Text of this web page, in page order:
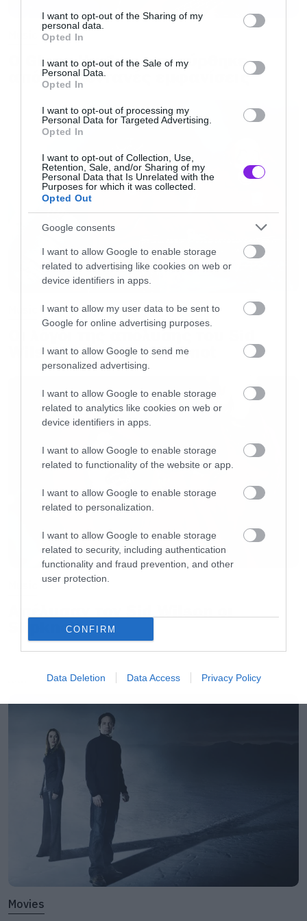
not limited to your visit or usage behaviour. You may click to
grant or deny consent to Google and its third-party tags to
use your data for below specified purposes in below Google
consent section.
I want to opt-out of the Sharing of my
personal data.
Opted In
I want to opt-out of the Sale of my
Personal Data.
Opted In
I want to opt-out of processing my
Personal Data for Targeted Advertising.
Opted In
I want to opt-out of Collection, Use,
Retention, Sale, and/or Sharing of my
Personal Data that Is Unrelated with the
Purposes for which it was collected.
Opted Out
Google consents
I want to allow Google to enable storage
related to advertising like cookies on web or
device identifiers in apps.
I want to allow my user data to be sent to
Google for online advertising purposes.
I want to allow Google to send me
personalized advertising.
I want to allow Google to enable storage
related to analytics like cookies on web or
device identifiers in apps.
I want to allow Google to enable storage
related to functionality of the website or app.
I want to allow Google to enable storage
related to personalization.
I want to allow Google to enable storage
related to security, including authentication
functionality and fraud prevention, and other
user protection.
CONFIRM
Data Deletion Data Access Privacy Policy
τους. Kάθε δουλειά τους μπαίνει ψηλά στις
λίστες με τα καλύτερα της χρονιάς και το ίδιο
αναμένεται να γίνει και φέτος με το
Gold &
Μπορεί λοιπόν συχνά στην Ελλάδα να έχουμε
παράπονα για τις συναυλίες, ειδικά το
φθινόπωρο και τον χειμώνα που πολλές φορές
είναι η αλήθεια ότι βλέπουμε τους ίδιους και
τους ίδιους, όμως τώρα δεν έχουμε καμία
απολύτως δικαιολογία. Μία μπαντάρα, μας
έρχεται με δισκάρα για πρώτη φορά στην
Ελλάδα. Θα είμαστε εκεί!
ΠΡΟΠΩΛΗΣΗ ΕΙΣΙΤΗΡΙΩΝ
Σημεία πώλησης εισιτηρίων της εκδήλωσης –
πέρα των επίσημων σημεία προπώλησης του
ίδιου του διοργανωτή- είναι τα παρακάτω. Ως
εκ τούτου, η Ticketmaster ουδεμία ευθύνη
φέρει για εισιτήρια τα οποία έχουν προέλθει
από αγορές εκτός του επίσημου δικτύου αυτής,
δεν συμπεριλαμβάνονται στα σημεία
προπώλησης του διοργανωτή, και παρέχονται
χωρίς καμία απολύτως εγγύηση για την
ορθότητα και την ακρίβειά τους.
Ο Glenn Hughes αποσύρθηκε
από τις ζωντανές εμφανίσεις
Οι λόγοι της απόλυσης του Sid
Wilson από τους Slipknot
Slipknot!
Movies